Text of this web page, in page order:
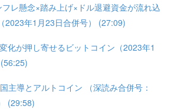
レ懸念×踏み上げ×ドル退避資金が流れ込
2023年1月23日合併号） (27:09)
が押し寄せるビットコイン（2023年1
主導とアルトコイン （深読み合併号：
(29:58)